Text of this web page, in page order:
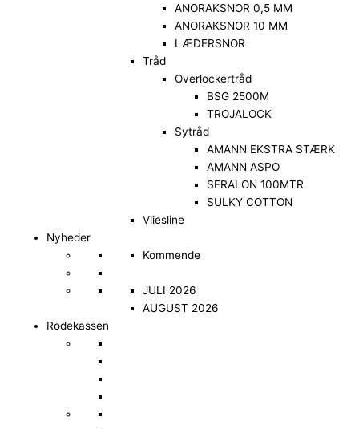
ANORAKSNOR 0,5 MM
ANORAKSNOR 10 MM
LÆDERSNOR
Tråd
Overlockertråd
BSG 2500M
TROJALOCK
Sytråd
AMANN EKSTRA STÆRK
AMANN ASPO
SERALON 100MTR
SULKY COTTON
Vliesline
Nyheder
Kommende
JULI 2026
AUGUST 2026
Rodekassen